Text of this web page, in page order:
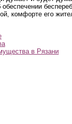
комфорте его
в Рязани